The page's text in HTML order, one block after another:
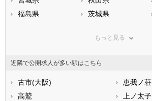
福島県
茨城県
神奈川県
石川県
福井県
静岡県
滋賀県
もっと見る
近隣で公開求人が多い駅はこちら
古市(大阪)
恵我ノ荘
高鷲
上ノ太子